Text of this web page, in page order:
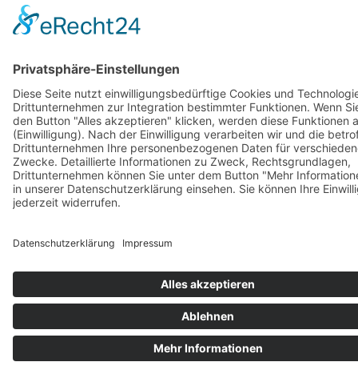
Vertrag widerrufen
AGB
Gutschein
Startseite
Impressum
Datenschutzerklärung
Barrierefreiheitserklärung
Vertrag widerrufen
AGB
Zahlung & Versand
Gutschein